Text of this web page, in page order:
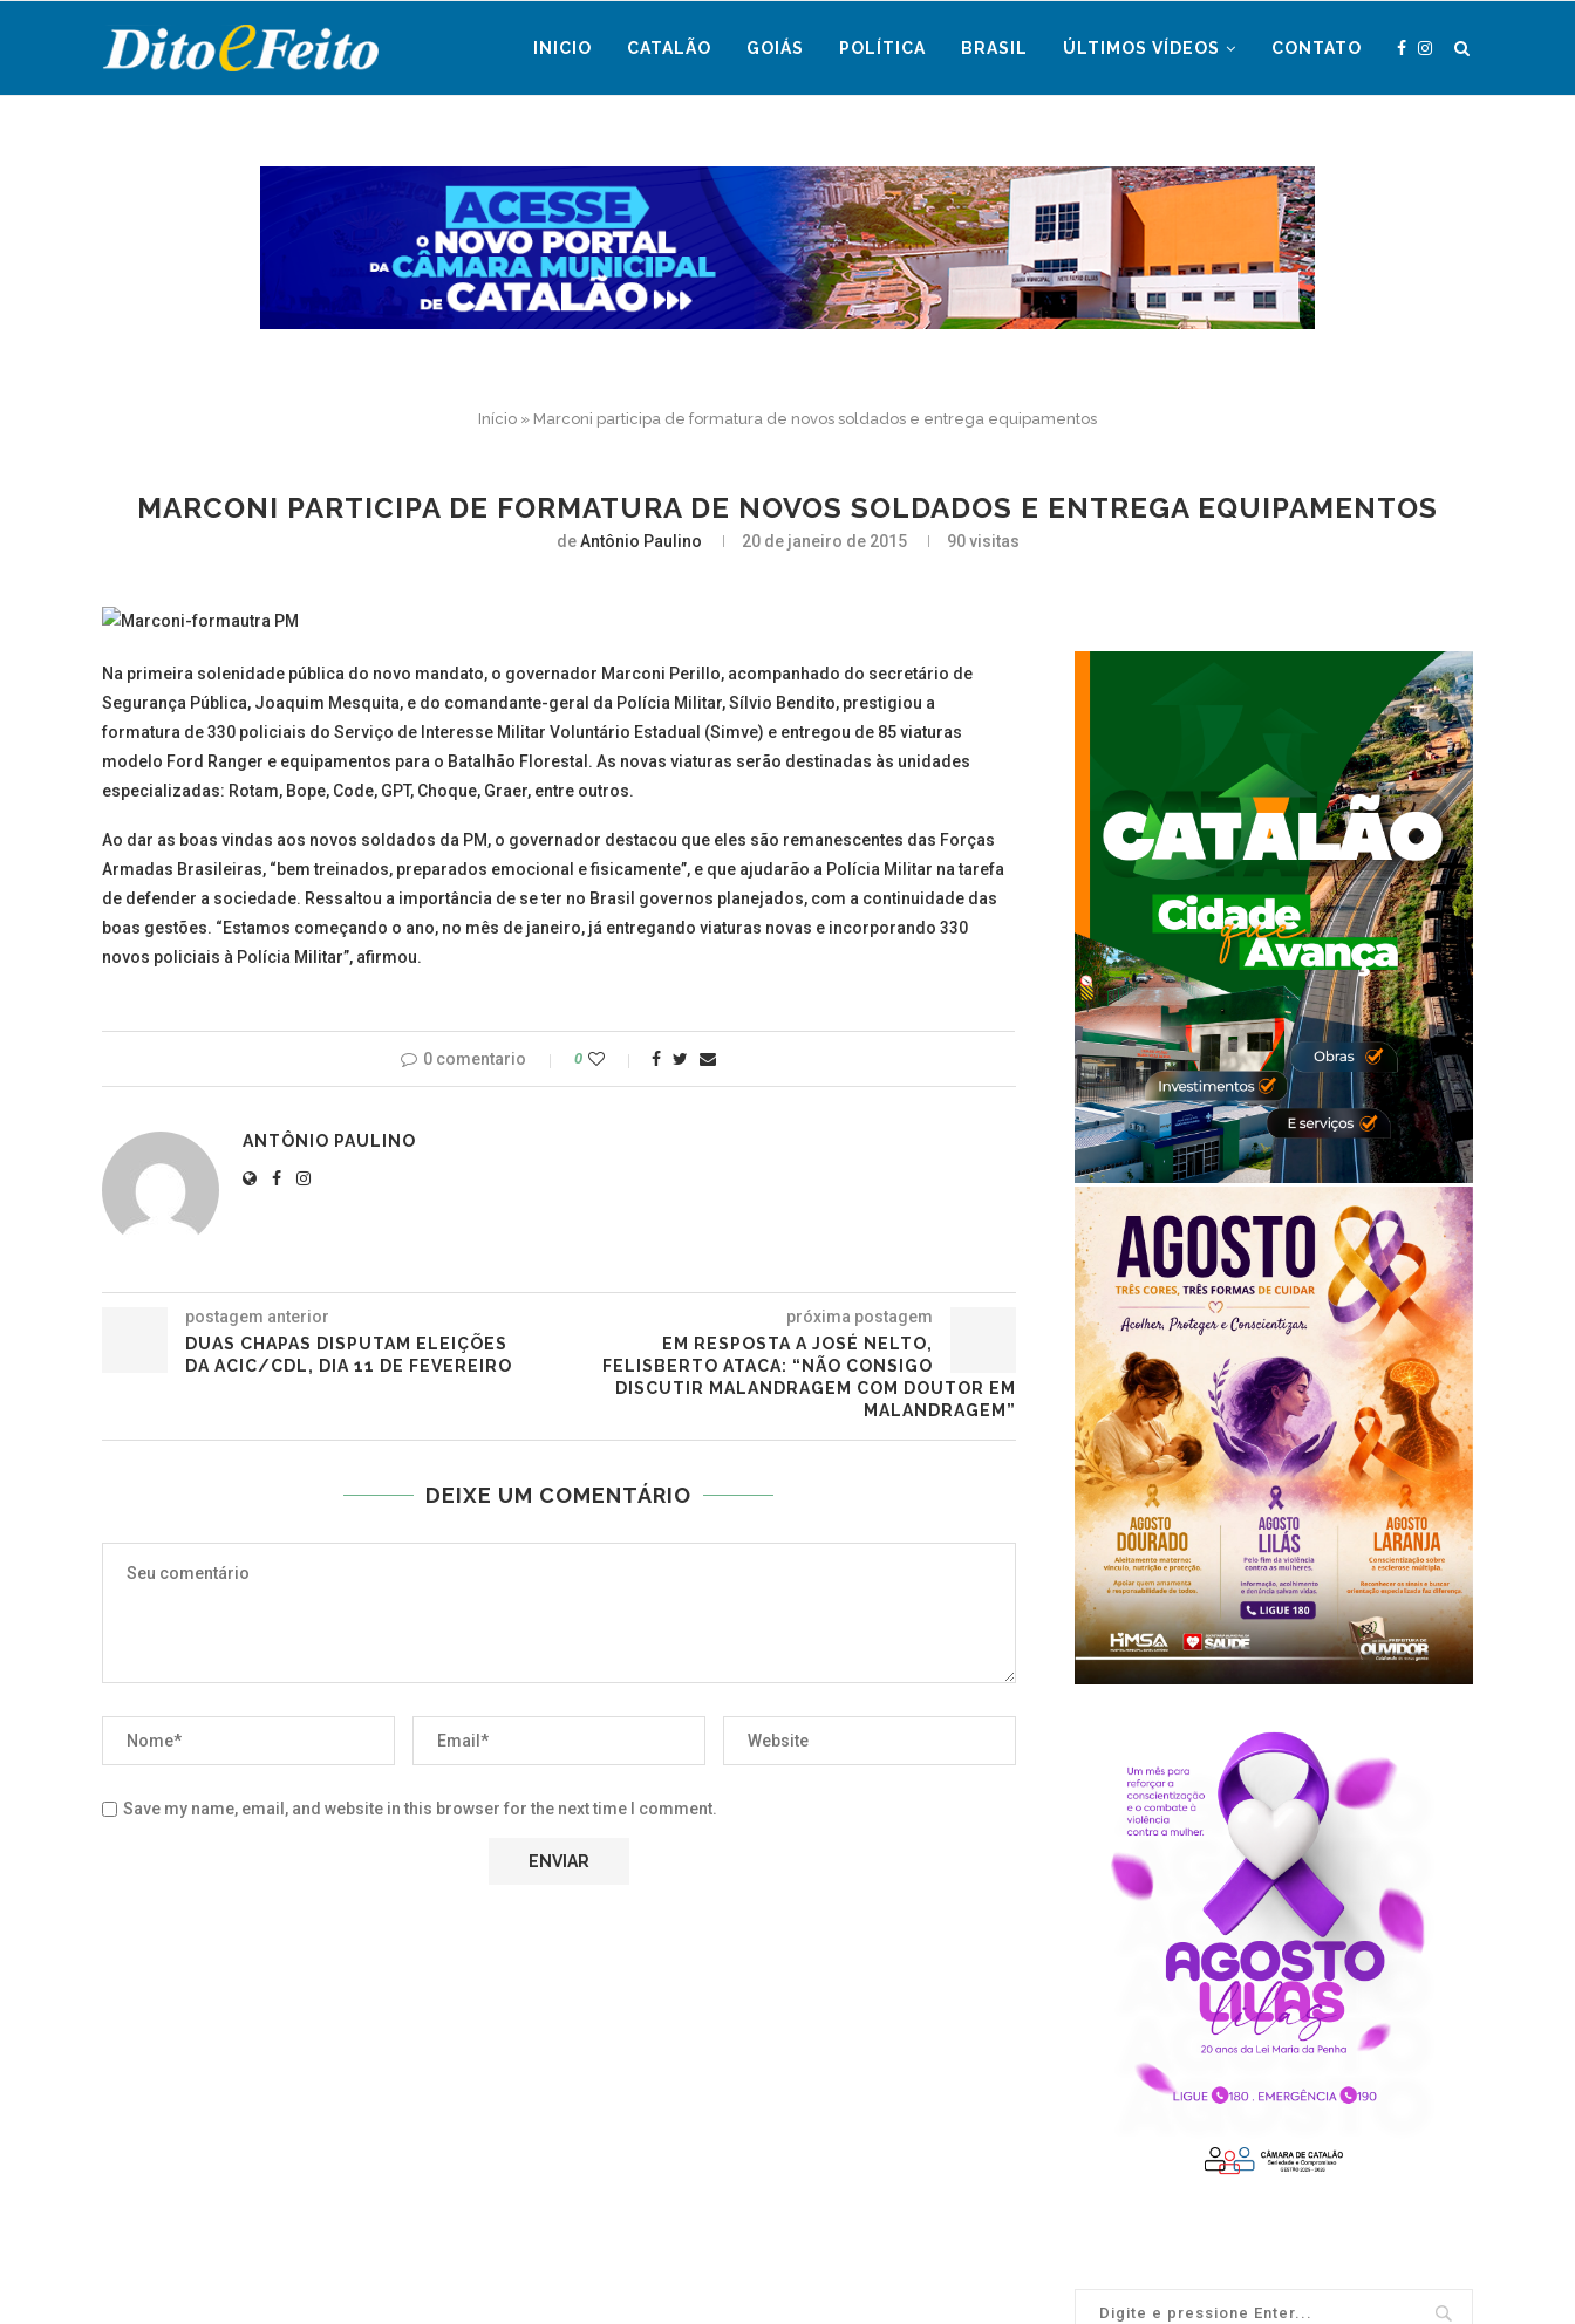
INICIO CATALÃO GOIÁS POLÍTICA BRASIL ÚLTIMOS VÍDEOS CONTATO
Início » Marconi participa de formatura de novos soldados e entrega equipamentos
MARCONI PARTICIPA DE FORMATURA DE NOVOS SOLDADOS E ENTREGA EQUIPAMENTOS
deAntônio Paulino 20 de janeiro de 2015 90visitas
Na primeira solenidade pública do novo mandato, o governador Marconi Perillo, acompanhado do secretário de
Segurança Pública, Joaquim Mesquita, e do comandante-geral da Polícia Militar, Sílvio Bendito, prestigiou a
formatura de 330 policiais do Serviço de Interesse Militar Voluntário Estadual (Simve) e entregou de 85 viaturas
modelo Ford Ranger e equipamentos para o Batalhão Florestal. As novas viaturas serão destinadas às unidades
especializadas: Rotam, Bope, Code, GPT, Choque, Graer, entre outros.
Ao dar as boas vindas aos novos soldados da PM, o governador destacou que eles são remanescentes das Forças
Armadas Brasileiras, “bem treinados, preparados emocional e fisicamente”, e que ajudarão a Polícia Militar na tarefa
de defender a sociedade. Ressaltou a importância de se ter no Brasil governos planejados, com a continuidade das
boas gestões. “Estamos começando o ano, no mês de janeiro, já entregando viaturas novas e incorporando 330
novos policiais à Polícia Militar”, afirmou.
0 comentario 0
ANTÔNIO PAULINO
postagem anterior
DUAS CHAPAS DISPUTAM ELEIÇÕES
DA ACIC/CDL, DIA 11 DE FEVEREIRO
próxima postagem
EM RESPOSTA A JOSÉ NELTO,
FELISBERTO ATACA: “NÃO CONSIGO
DISCUTIR MALANDRAGEM COM DOUTOR EM
MALANDRAGEM”
DEIXE UM COMENTÁRIO
Save my name, email, and website in this browser for the next time I comment.